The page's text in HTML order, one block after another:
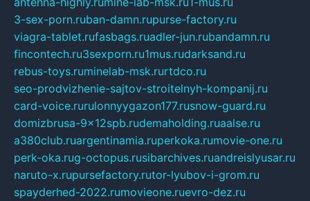
3-sex-porn.ruban-damn.rupurse-factory.ru
viagra-tablet.rufasbags.ruadler-jun.rubandamn.ru
fincontech.ru3sexporn.ru1mus.rudarksand.ru
rebus-toys.ruminelab-msk.rurtdco.ru
seo-prodvizhenie-sajtov-stroitelnyh-kompanij.ru
card-voice.rurulonnyygazon177.rusnow-guard.ru
domizbrusa-9x12spb.rudemaholding.ruaalse.ru
a380club.ruargentinamia.ruperkoka.rumovie-one.ru
perk-oka.rug-octopus.rusibarchives.ruandreislyusar.ru
naruto-x.rupursefactory.rutor-lyubov-i-grom.ru
spayderhed-2022.rumovieone.ruevro-dez.ru